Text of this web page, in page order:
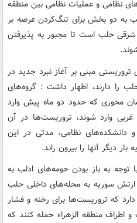
نظامی و عملیات نظامی بین منطقه
به دو بخش برای تنگ‌کردن عرصه بر
حلب است تا مجبور به پذیرفتن
مبنی بر آغاز نبرد جدید در
را دارند، اظهار داشت : گروه‌های
محوری که حدود دو ماه پیش وارد
وارد شوند، تروریست‌ها در آن
و دانشکده‌های نظامی، مدتی در این
دیگر آنها را بیرون راند.
به باز بودن حومه‌های ادلب به
سوریه به محله‌های داخلی حلب
که تروریست‌ها برای رخنه و فشار
منطقه الزهراء حمله کنند که